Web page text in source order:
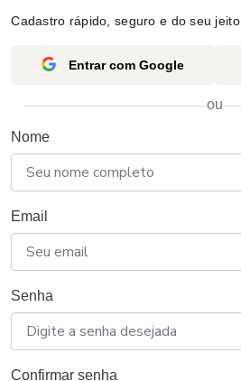
Cadastro rápido, seguro e do seu jeito.
Entrar com Google
ou
Nome
Email
Senha
Confirmar senha